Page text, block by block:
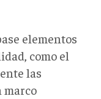
elementos
como el
las
marco